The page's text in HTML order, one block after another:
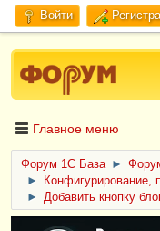
Войти
Главное меню
Форум 1C База ►
►
Конфигурирование,
►
Добавить кнопку